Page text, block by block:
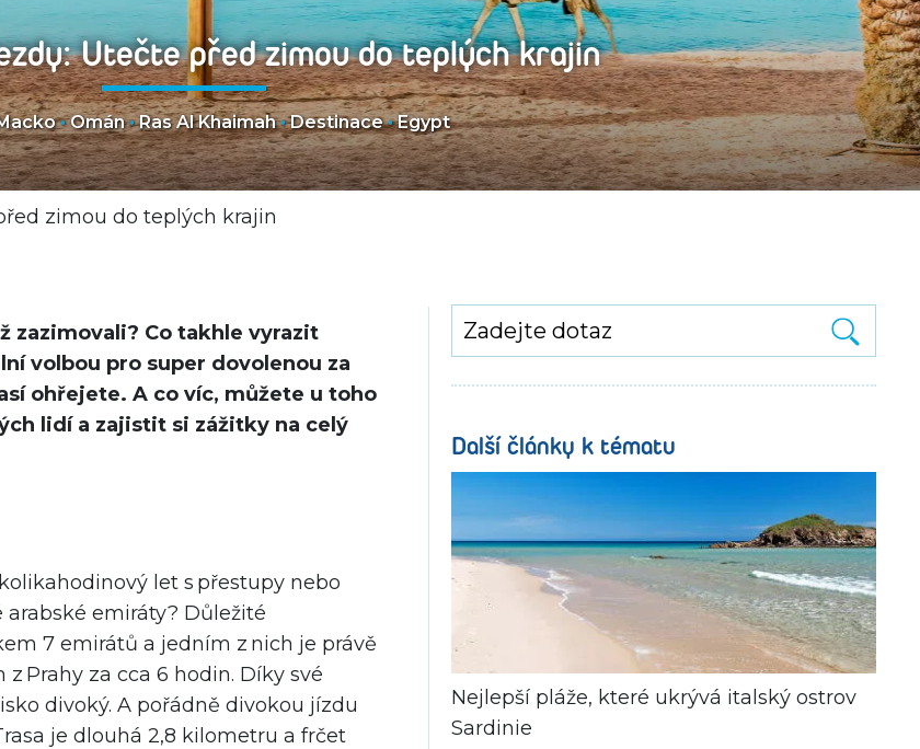
Utečte před zimou do teplých krajin
•Omán•Ras Al Khaimah•Destinace•Egypt
zimou do teplých krajin
zazimovali? Co takhle vyrazit
volbou pro super dovolenou za
ohřejete. A co víc, můžete u toho
lidí a zajistit si zážitky na celý
let s přestupy nebo
emiráty? Důležité
7 emirátů a jedním z nich je právě
Prahy za cca 6 hodin. Díky své
divoký. A pořádně divokou jízdu
je dlouhá 2,8 kilometru a frčet
Další články k tématu
Nejlepší pláže, které ukrývá italský ostrov
Sardinie